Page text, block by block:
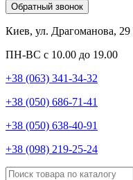
Обратный звонок
Киев, ул. Драгоманова,
ПН-ВС с 10.00 до 19.00
+38 (063) 341-34-32
+38 (050) 686-71-41
+38 (050) 638-40-91
+38 (098) 219-25-24